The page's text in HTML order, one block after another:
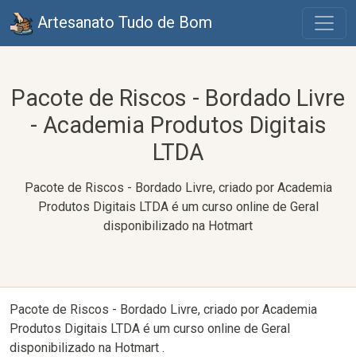
Artesanato Tudo de Bom
Pacote de Riscos - Bordado Livre
- Academia Produtos Digitais
LTDA
Pacote de Riscos - Bordado Livre, criado por Academia
Produtos Digitais LTDA é um curso online de Geral
disponibilizado na Hotmart
Pacote de Riscos - Bordado Livre, criado por Academia
Produtos Digitais LTDA é um curso online de Geral
disponibilizado na Hotmart .